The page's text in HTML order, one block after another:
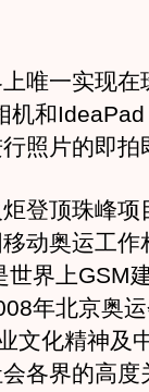
唯一实现在
机和
照片的即拍
顶珠峰项
动奥运工作
界上GSM
年北京奥
文化精神及
各界的高度